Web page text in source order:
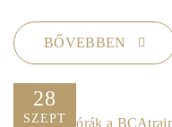
BŐVEBBEN
28
SZEPT